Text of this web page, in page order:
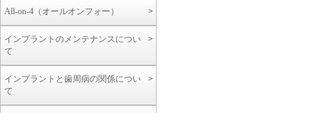
All-on-4（オールオンフォー）
インプラントのメンテナンスについ
て
インプラントと歯周病の関係につい
て